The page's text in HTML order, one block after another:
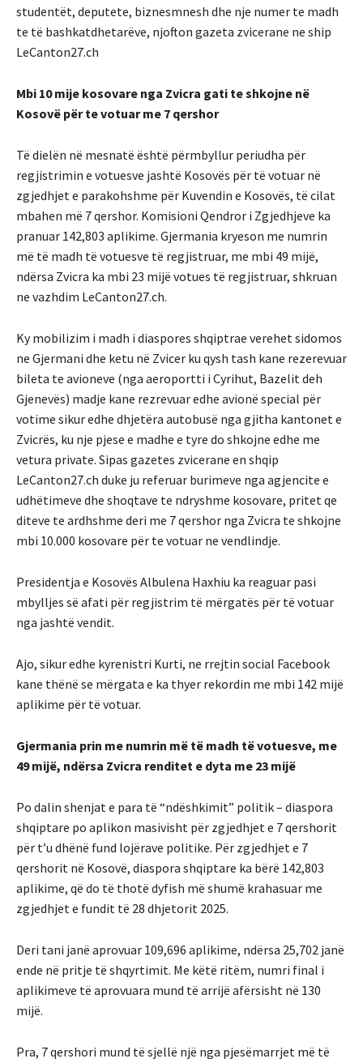
studentët, deputete, biznesmnesh dhe nje numer te madh
te të bashkatdhetarëve, njofton gazeta zvicerane ne ship
LeCanton27.ch
Mbi 10 mije kosovare nga Zvicra gati te shkojne në
Kosovë për te votuar me 7 qershor
Të dielën në mesnatë është përmbyllur periudha për
regjistrimin e votuesve jashtë Kosovës për të votuar në
zgjedhjet e parakohshme për Kuvendin e Kosovës, të cilat
mbahen më 7 qershor. Komisioni Qendror i Zgjedhjeve ka
pranuar 142,803 aplikime. Gjermania kryeson me numrin
më të madh të votuesve të regjistruar, me mbi 49 mijë,
ndërsa Zvicra ka mbi 23 mijë votues të regjistruar, shkruan
ne vazhdim LeCanton27.ch.
Ky mobilizim i madh i diaspores shqiptrae verehet sidomos
ne Gjermani dhe ketu në Zvicer ku qysh tash kane rezerevuar
bileta te avioneve (nga aeroportti i Cyrihut, Bazelit deh
Gjenevës) madje kane rezrevuar edhe avionë special për
votime sikur edhe dhjetëra autobusë nga gjitha kantonet e
Zvicrës, ku nje pjese e madhe e tyre do shkojne edhe me
vetura private. Sipas gazetes zvicerane en shqip
LeCanton27.ch duke ju referuar burimeve nga agjencite e
udhëtimeve dhe shoqtave te ndryshme kosovare, pritet qe
diteve te ardhshme deri me 7 qershor nga Zvicra te shkojne
mbi 10.000 kosovare për te votuar ne vendlindje.
Presidentja e Kosovës Albulena Haxhiu ka reaguar pasi
mbylljes së afati për regjistrim të mërgatës për të votuar
nga jashtë vendit.
Ajo, sikur edhe kyrenistri Kurti, ne rrejtin social Facebook
kane thënë se mërgata e ka thyer rekordin me mbi 142 mijë
aplikime për të votuar.
Gjermania prin me numrin më të madh të votuesve, me
49 mijë, ndërsa Zvicra renditet e dyta me 23 mijë
Po dalin shenjat e para të “ndëshkimit” politik – diaspora
shqiptare po aplikon masivisht për zgjedhjet e 7 qershorit
për t’u dhënë fund lojërave politike. Për zgjedhjet e 7
qershorit në Kosovë, diaspora shqiptare ka bërë 142,803
aplikime, që do të thotë dyfish më shumë krahasuar me
zgjedhjet e fundit të 28 dhjetorit 2025.
Deri tani janë aprovuar 109,696 aplikime, ndërsa 25,702 janë
ende në pritje të shqyrtimit. Me këtë ritëm, numri final i
aplikimeve të aprovuara mund të arrijë afërsisht në 130
mijë.
Pra, 7 qershori mund të sjellë një nga pjesëmarrjet më të